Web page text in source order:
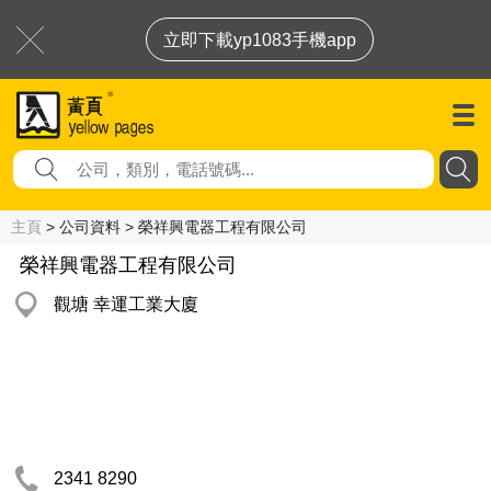
立即下載yp1083手機app
主頁 > 公司資料 > 榮祥興電器工程有限公司
榮祥興電器工程有限公司
觀塘 幸運工業大廈
2341 8290